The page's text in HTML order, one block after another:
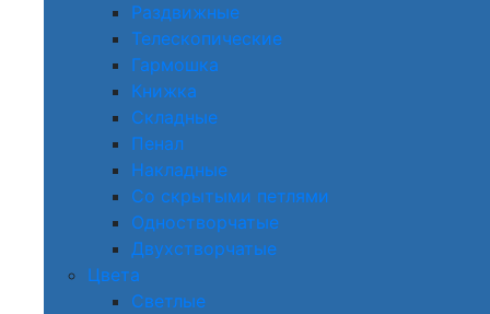
Раздвижные
Телескопические
Гармошка
Книжка
Складные
Пенал
Накладные
Со скрытыми петлями
Одностворчатые
Двухстворчатые
Цвета
Светлые